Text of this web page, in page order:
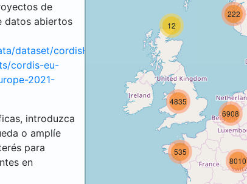
de
datos abiertos
dataset/cordisH2020projects.
cordis-eu-
2021-
introduzca
o amplíe
para
en
12
222
535
4835
8010
6908